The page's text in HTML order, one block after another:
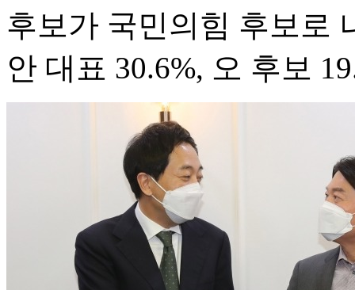
후보가 국민의힘 후보로
안 대표 30.6%, 오 후보